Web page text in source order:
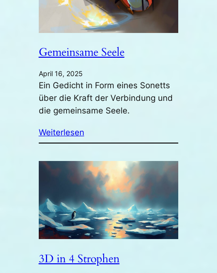
Gemeinsame Seele
April 16, 2025
Ein Gedicht in Form eines Sonetts
über die Kraft der Verbindung und
die gemeinsame Seele.
Weiterlesen
3D in 4 Strophen